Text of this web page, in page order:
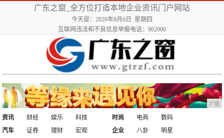
广东之窗_全方位打造本地企业资讯门户网站
今天是：2026年8月6日 星期四
互联网违法和不良信息举报电话：962000
广告
资讯 财经 娱乐
科技
汽车
证券 理财 宏观
时尚 电商
数码
企业
八卦
明星